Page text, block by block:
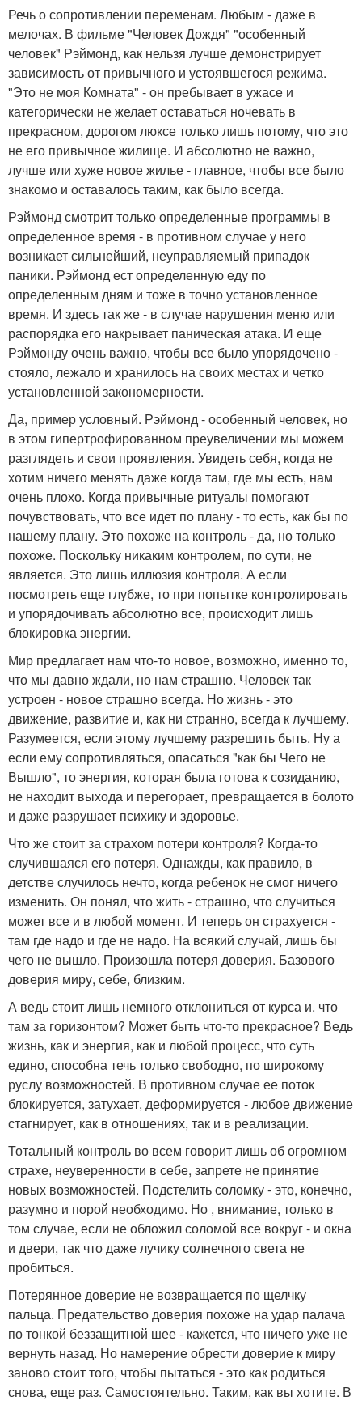
Речь о сопротивлении переменам. Любым - даже в
мелочах. В фильме "Человек Дождя" "особенный
человек" Рэймонд, как нельзя лучше демонстрирует
зависимость от привычного и устоявшегося режима.
"Это не моя Комната" - он пребывает в ужасе и
категорически не желает оставаться ночевать в
прекрасном, дорогом люксе только лишь потому, что это
не его привычное жилище. И абсолютно не важно,
лучше или хуже новое жилье - главное, чтобы все было
знакомо и оставалось таким, как было всегда.
Рэймонд смотрит только определенные программы в
определенное время - в противном случае у него
возникает сильнейший, неуправляемый припадок
паники. Рэймонд ест определенную еду по
определенным дням и тоже в точно установленное
время. И здесь так же - в случае нарушения меню или
распорядка его накрывает паническая атака. И еще
Рэймонду очень важно, чтобы все было упорядочено -
стояло, лежало и хранилось на своих местах и четко
установленной закономерности.
Да, пример условный. Рэймонд - особенный человек, но
в этом гипертрофированном преувеличении мы можем
разглядеть и свои проявления. Увидеть себя, когда не
хотим ничего менять даже когда там, где мы есть, нам
очень плохо. Когда привычные ритуалы помогают
почувствовать, что все идет по плану - то есть, как бы по
нашему плану. Это похоже на контроль - да, но только
похоже. Поскольку никаким контролем, по сути, не
является. Это лишь иллюзия контроля. А если
посмотреть еще глубже, то при попытке контролировать
и упорядочивать абсолютно все, происходит лишь
блокировка энергии.
Мир предлагает нам что-то новое, возможно, именно то,
что мы давно ждали, но нам страшно. Человек так
устроен - новое страшно всегда. Но жизнь - это
движение, развитие и, как ни странно, всегда к лучшему.
Разумеется, если этому лучшему разрешить быть. Ну а
если ему сопротивляться, опасаться "как бы Чего не
Вышло", то энергия, которая была готова к созиданию,
не находит выхода и перегорает, превращается в болото
и даже разрушает психику и здоровье.
Что же стоит за страхом потери контроля? Когда-то
случившаяся его потеря. Однажды, как правило, в
детстве случилось нечто, когда ребенок не смог ничего
изменить. Он понял, что жить - страшно, что случиться
может все и в любой момент. И теперь он страхуется -
там где надо и где не надо. На всякий случай, лишь бы
чего не вышло. Произошла потеря доверия. Базового
доверия миру, себе, близким.
А ведь стоит лишь немного отклониться от курса и. что
там за горизонтом? Может быть что-то прекрасное? Ведь
жизнь, как и энергия, как и любой процесс, что суть
едино, способна течь только свободно, по широкому
руслу возможностей. В противном случае ее поток
блокируется, затухает, деформируется - любое движение
стагнирует, как в отношениях, так и в реализации.
Тотальный контроль во всем говорит лишь об огромном
страхе, неуверенности в себе, запрете не принятие
новых возможностей. Подстелить соломку - это, конечно,
разумно и порой необходимо. Но , внимание, только в
том случае, если не обложил соломой все вокруг - и окна
и двери, так что даже лучику солнечного света не
пробиться.
Потерянное доверие не возвращается по щелчку
пальца. Предательство доверия похоже на удар палача
по тонкой беззащитной шее - кажется, что ничего уже не
вернуть назад. Но намерение обрести доверие к миру
заново стоит того, чтобы пытаться - это как родиться
снова, еще раз. Самостоятельно. Таким, как вы хотите. В